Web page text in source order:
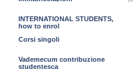
INTERNATIONAL STUDENTS,
how to enrol
Corsi singoli
Vademecum contribuzione
studentesca